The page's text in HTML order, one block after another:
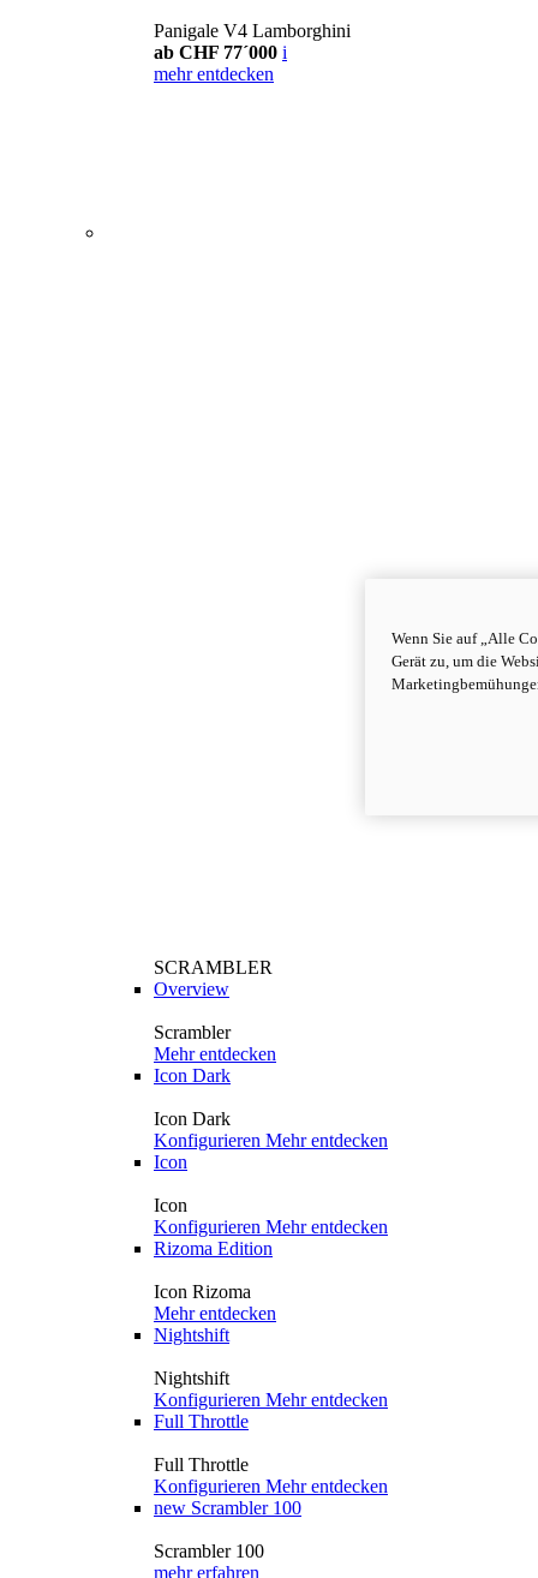
Panigale V4 Lamborghini
ab CHF 77´000 i
mehr entdecken
SCRAMBLER
Overview
Scrambler
Mehr entdecken
Icon Dark
Icon Dark
Konfigurieren Mehr entdecken
Icon
Icon
Konfigurieren Mehr entdecken
Rizoma Edition
Icon Rizoma
Mehr entdecken
Nightshift
Nightshift
Konfigurieren Mehr entdecken
Full Throttle
Full Throttle
Konfigurieren Mehr entdecken
new Scrambler 100
Scrambler 100
mehr erfahren
Wenn Sie auf „Alle
Gerät zu, um die